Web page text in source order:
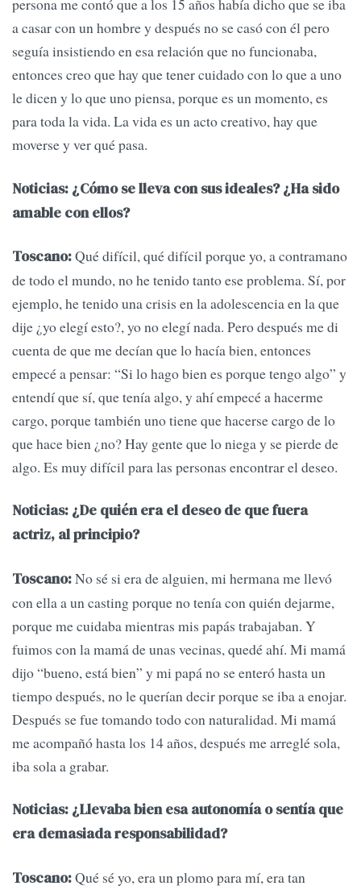
persona me contó que a los 15 años había dicho que se iba
a casar con un hombre y después no se casó con él pero
seguía insistiendo en esa relación que no funcionaba,
entonces creo que hay que tener cuidado con lo que a uno
le dicen y lo que uno piensa, porque es un momento, es
para toda la vida. La vida es un acto creativo, hay que
moverse y ver qué pasa.
Noticias: ¿Cómo se lleva con sus ideales? ¿Ha sido
amable con ellos?
Toscano:Qué difícil, qué difícil porque yo, a contramano
de todo el mundo, no he tenido tanto ese problema. Sí, por
ejemplo, he tenido una crisis en la adolescencia en la que
dije ¿yo elegí esto?, yo no elegí nada. Pero después me di
cuenta de que me decían que lo hacía bien, entonces
empecé a pensar: “Si lo hago bien es porque tengo algo” y
entendí que sí, que tenía algo, y ahí empecé a hacerme
cargo, porque también uno tiene que hacerse cargo de lo
que hace bien ¿no? Hay gente que lo niega y se pierde de
algo. Es muy difícil para las personas encontrar el deseo.
Noticias: ¿De quién era el deseo de que fuera
actriz, al principio?
Toscano:No sé si era de alguien, mi hermana me llevó
con ella a un casting porque no tenía con quién dejarme,
porque me cuidaba mientras mis papás trabajaban. Y
fuimos con la mamá de unas vecinas, quedé ahí. Mi mamá
dijo “bueno, está bien” y mi papá no se enteró hasta un
tiempo después, no le querían decir porque se iba a enojar.
Después se fue tomando todo con naturalidad. Mi mamá
me acompañó hasta los 14 años, después me arreglé sola,
iba sola a grabar.
Noticias: ¿Llevaba bien esa autonomía o sentía que
era demasiada responsabilidad?
Toscano:Qué sé yo, era un plomo para mí, era tan